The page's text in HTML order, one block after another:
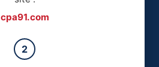
cpa91.com
2